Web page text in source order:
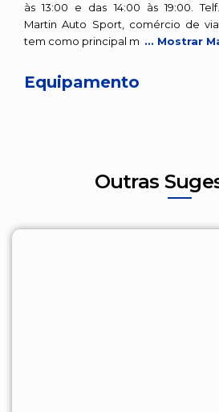
às 13:00 e das 14:00 às 19:00. Telf.
Martin Auto Sport, comércio de
tem como principal m ... Mostrar
Equipamento
Outras